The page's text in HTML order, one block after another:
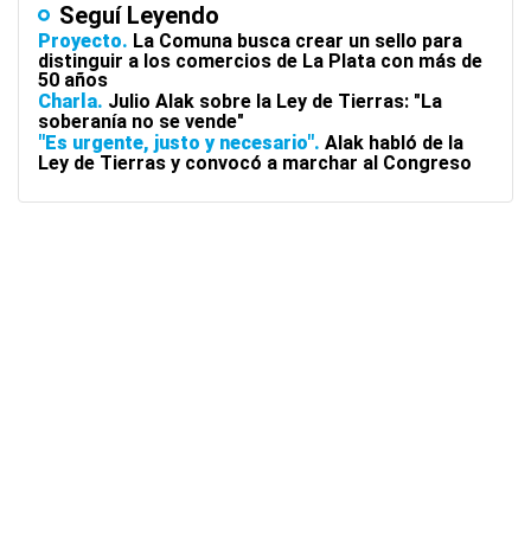
Seguí Leyendo
Proyecto La Comuna busca crear un sello para
distinguir a los comercios de La Plata con más de
50 años
Charla Julio Alak sobre la Ley de Tierras: "La
soberanía no se vende"
"Es urgente, justo y necesario" Alak habló de la
Ley de Tierras y convocó a marchar al Congreso